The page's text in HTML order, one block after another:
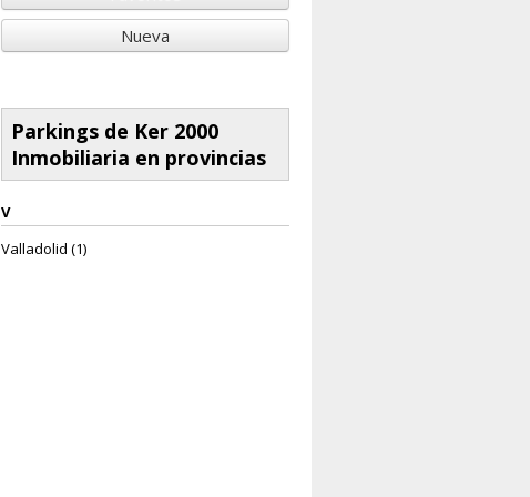
Nueva
Parkings de Ker 2000
Inmobiliaria en provincias
V
Valladolid (1)